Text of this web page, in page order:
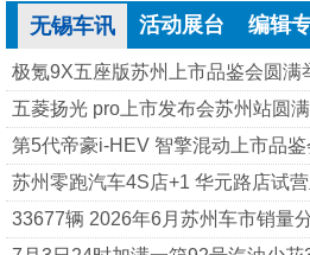
无锡车讯 活动展台 编辑
极氪9X五座版苏州上市品鉴会圆满
五菱扬光 pro上市发布会苏州站圆
第5代帝豪i-HEV 智擎混动上市品鉴
苏州零跑汽车4S店+1 华元路店试
33677辆 2026年6月苏州车市销量